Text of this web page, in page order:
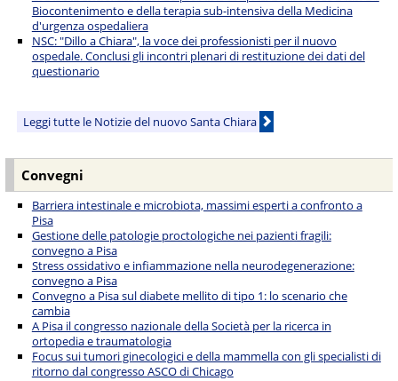
Biocontenimento e della terapia sub-intensiva della Medicina
d'urgenza ospedaliera
NSC: "Dillo a Chiara", la voce dei professionisti per il nuovo
ospedale. Conclusi gli incontri plenari di restituzione dei dati del
questionario
Leggi tutte le Notizie del nuovo Santa Chiara
Convegni
Barriera intestinale e microbiota, massimi esperti a confronto a
Pisa
Gestione delle patologie proctologiche nei pazienti fragili:
convegno a Pisa
Stress ossidativo e infiammazione nella neurodegenerazione:
convegno a Pisa
Convegno a Pisa sul diabete mellito di tipo 1: lo scenario che
cambia
A Pisa il congresso nazionale della Società per la ricerca in
ortopedia e traumatologia
Focus sui tumori ginecologici e della mammella con gli specialisti di
ritorno dal congresso ASCO di Chicago